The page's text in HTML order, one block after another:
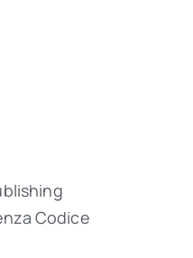
Codice